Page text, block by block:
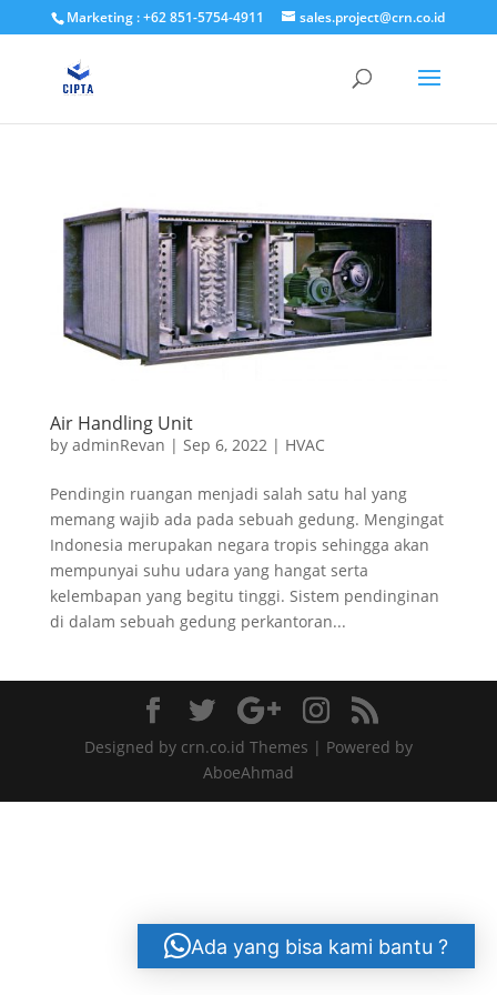
Marketing : +62 851-5754-4911 sales.project@crn.co.id
Air Handling Unit
by adminRevan | Sep 6, 2022 | HVAC
Pendingin ruangan menjadi salah satu hal yang
memang wajib ada pada sebuah gedung. Mengingat
Indonesia merupakan negara tropis sehingga akan
mempunyai suhu udara yang hangat serta
kelembapan yang begitu tinggi. Sistem pendinginan
di dalam sebuah gedung perkantoran...
Designed by crn.co.id Themes | Powered by
AboeAhmad
Ada yang bisa kami bantu ?